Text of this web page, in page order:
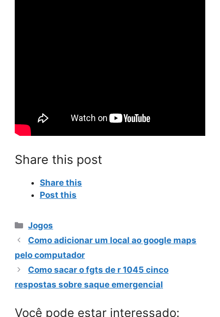
Share this post
Share this
Post this
Categorias
Jogos
Como adicionar um local ao google maps
pelo computador
Como sacar o fgts de r 1045 cinco
respostas sobre saque emergencial
Você pode estar interessado: